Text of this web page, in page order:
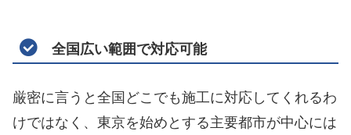
全国広い範囲で対応可能
厳密に言うと全国どこでも施工に対応してくれるわ
けではなく、東京を始めとする主要都市が中心には